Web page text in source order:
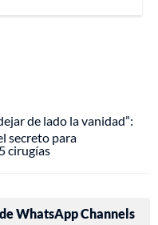
de lado la vanidad”:
secreto para
cirugías
WhatsApp Channels